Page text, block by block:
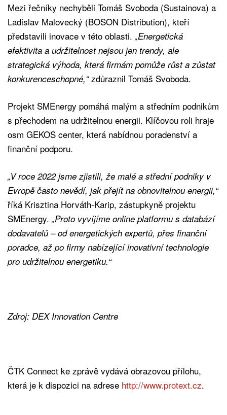
Mezi řečníky nechyběli Tomáš Svoboda (Sustainova) a
Ladislav Malovecký (BOSON Distribution), kteří
představili inovace v této oblasti. „Energetická
efektivita a udržitelnost nejsou jen trendy, ale
strategická výhoda, která firmám pomůže růst a zůstat
konkurenceschopné,“zdůraznil Tomáš Svoboda.
Projekt SMEnergy pomáhá malým a středním podnikům
s přechodem na udržitelnou energii. Klíčovou roli hraje
osm GEKOS center, která nabídnou poradenství a
finanční podporu.
„V roce 2022 jsme zjistili, že malé a střední podniky v
Evropě často nevědí, jak přejít na obnovitelnou energii,“
říká Krisztina Horváth-Karip, zástupkyně projektu
SMEnergy. „Proto vyvíjíme online platformu s databází
dodavatelů – od energetických expertů, přes finanční
poradce, až po firmy nabízející inovativní technologie
pro udržitelnou energetiku.“
Zdroj: DEX Innovation Centre
ČTK Connect ke zprávě vydává obrazovou přílohu,
která je k dispozici na adrese http://www.protext.cz.